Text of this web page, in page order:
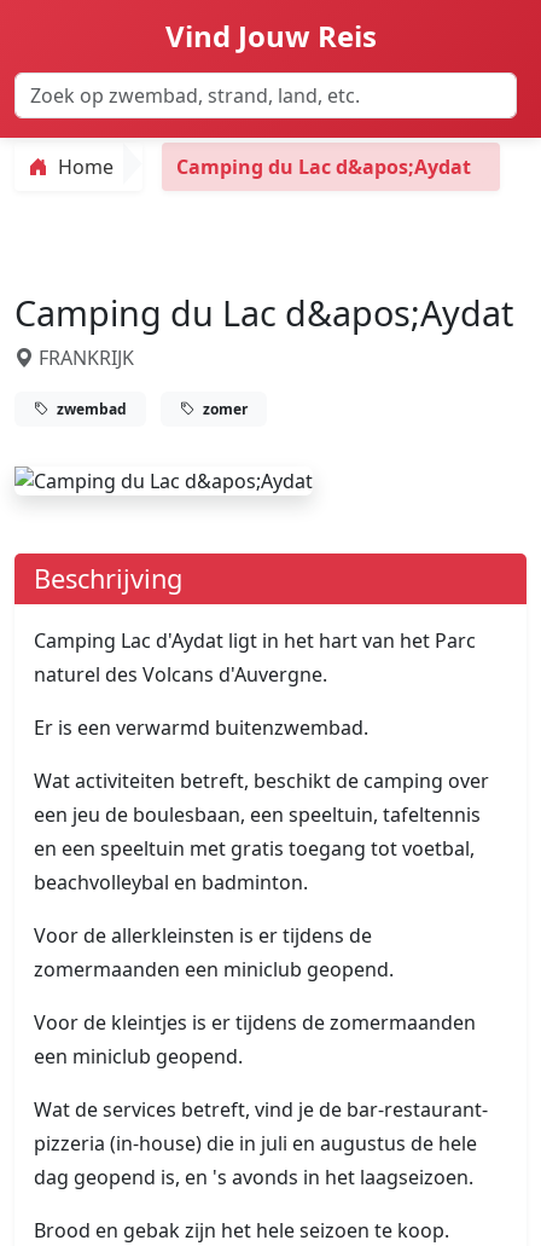
Vind Jouw Reis
Home Camping du Lac d&apos;Aydat
Camping du Lac d&apos;Aydat
FRANKRIJK
zwembad zomer
Beschrijving
Camping Lac d'Aydat ligt in het hart van het Parc
naturel des Volcans d'Auvergne.
Er is een verwarmd buitenzwembad.
Wat activiteiten betreft, beschikt de camping over
een jeu de boulesbaan, een speeltuin, tafeltennis
en een speeltuin met gratis toegang tot voetbal,
beachvolleybal en badminton.
Voor de allerkleinsten is er tijdens de
zomermaanden een miniclub geopend.
Voor de kleintjes is er tijdens de zomermaanden
een miniclub geopend.
Wat de services betreft, vind je de bar-restaurant-
pizzeria (in-house) die in juli en augustus de hele
dag geopend is, en 's avonds in het laagseizoen.
Brood en gebak zijn het hele seizoen te koop.